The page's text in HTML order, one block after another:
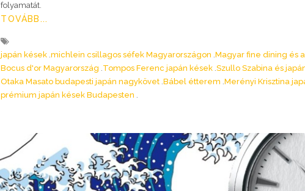
folyamatát.
TOVÁBB...
japán kések michlein csillagos séfek Magyarországon Magyar fine dining és
Bocus d'or Magyarország Tompos Ferenc japán kések Szullo Szabina és
Otaka Masato budapesti japán nagykövet Bábel étterem Merényi Krisztina
prémium japán kések Budapesten